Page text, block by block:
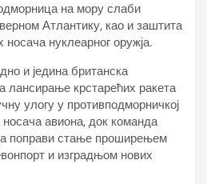
на мору слаби
Атлантику, као и заштита
нуклеарног оружја.
и једина британска
лансирање крстарећих ракета
улогу у противподморничкој
авиона, док команда
поправи стање проширењем
и изградњом нових